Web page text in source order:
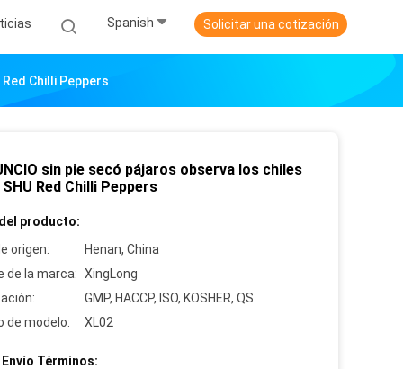
Spanish Solicitar una cotización
Chilli Peppers
sin pie secó pájaros observa los chiles
Red Chilli Peppers
producto:
origen:
Henan, China
de la marca: XingLong
GMP, HACCP, ISO, KOSHER, QS
de modelo:
XL02
Términos: